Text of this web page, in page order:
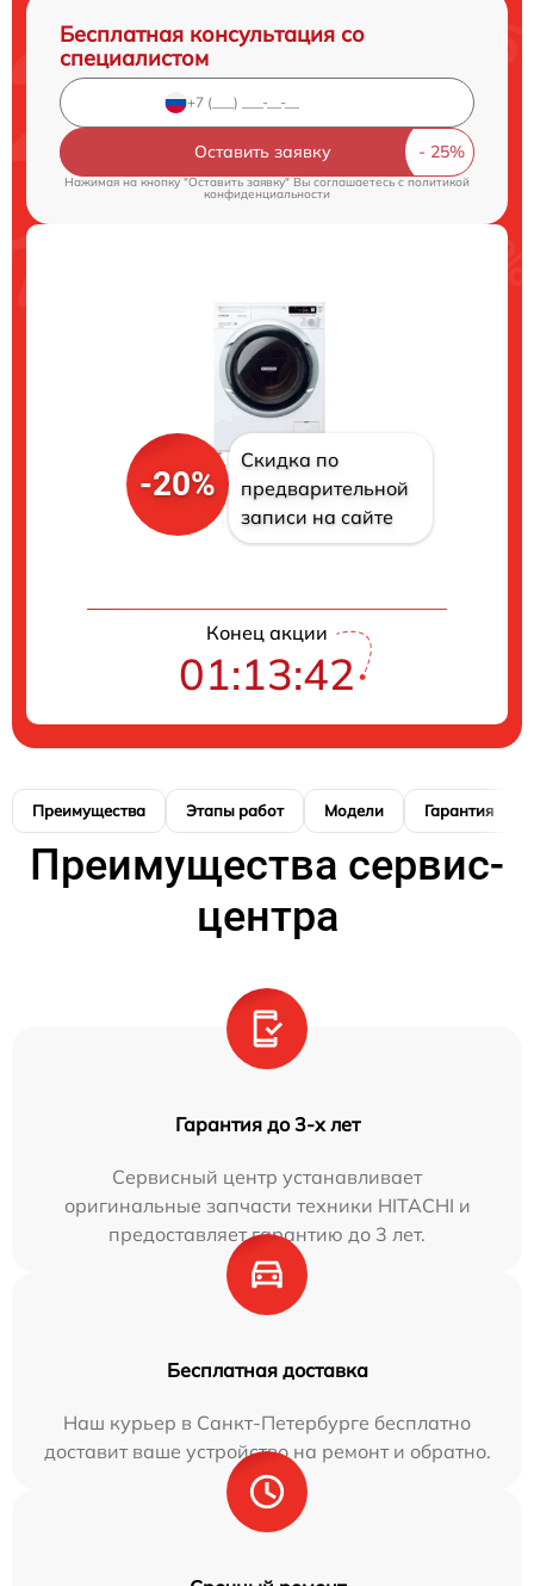
Бесплатная консультация со
специалистом
Оставить заявку
Нажимая на кнопку "Оставить заявку" Вы соглашаетесь cполитикой
конфиденциальности
-20%
Скидка по
предварительной
записи на сайте
Конец акции
01:13:41
Преимущества Этапы работ Модели Гарантия
Преимущества сервис-
центра
Гарантия до 3-х лет
Сервисный центр устанавливает
оригинальные запчасти техники HITACHI и
предоставляет гарантию до 3 лет.
Бесплатная доставка
Наш курьер в Санкт-Петербурге бесплатно
доставит ваше устройство на ремонт и обратно.